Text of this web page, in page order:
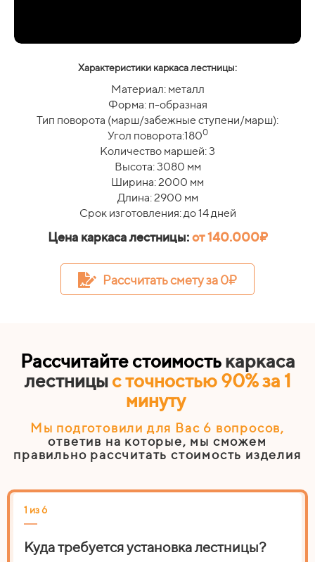
Характеристики каркаса лестницы:
Материал: металл
Форма: п-образная
Тип поворота (марш/забежные ступени/марш):
Угол поворота:1800
Количество маршей: 3
Высота: 3080 мм
Ширина: 2000 мм
Длина: 2900 мм
Срок изготовления: до 14 дней
Цена каркаса лестницы:от 140.000₽
Рассчитать смету за 0₽
Рассчитайте стоимостькаркаса
лестницыс точностью 90% за 1
минуту
Мы подготовили для Вас 6 вопросов,
ответив на которые, мы сможем
правильно рассчитать стоимость изделия
1 из 6
Куда требуется установка лестницы?